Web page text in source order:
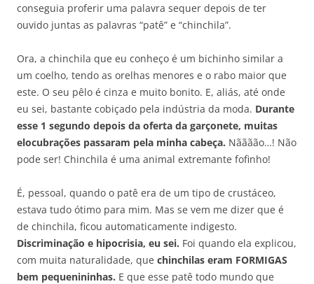
conseguia proferir uma palavra sequer depois de ter
ouvido juntas as palavras “patê” e “chinchila”.
Ora, a chinchila que eu conheço é um bichinho similar a
um coelho, tendo as orelhas menores e o rabo maior que
este. O seu pêlo é cinza e muito bonito. E, aliás, até onde
eu sei, bastante cobiçado pela indústria da moda. Durante
esse 1 segundo depois da oferta da garçonete, muitas
elocubrações passaram pela minha cabeça. Nãããão…! Não
pode ser! Chinchila é uma animal extremante fofinho!
É, pessoal, quando o patê era de um tipo de crustáceo,
estava tudo ótimo para mim. Mas se vem me dizer que é
de chinchila, ficou automaticamente indigesto.
Discriminação e hipocrisia, eu sei. Foi quando ela explicou,
com muita naturalidade, que chinchilas eram FORMIGAS
bem pequenininhas. E que esse patê todo mundo que